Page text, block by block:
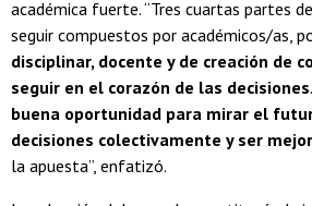
académica fuerte. “Tres cuartas partes
seguir compuestos por académicos/as,
disciplinar, docente y de creación de
seguir en el corazón de las decisiones
buena oportunidad para mirar el
decisiones colectivamente y ser
la apuesta”, enfatizó.